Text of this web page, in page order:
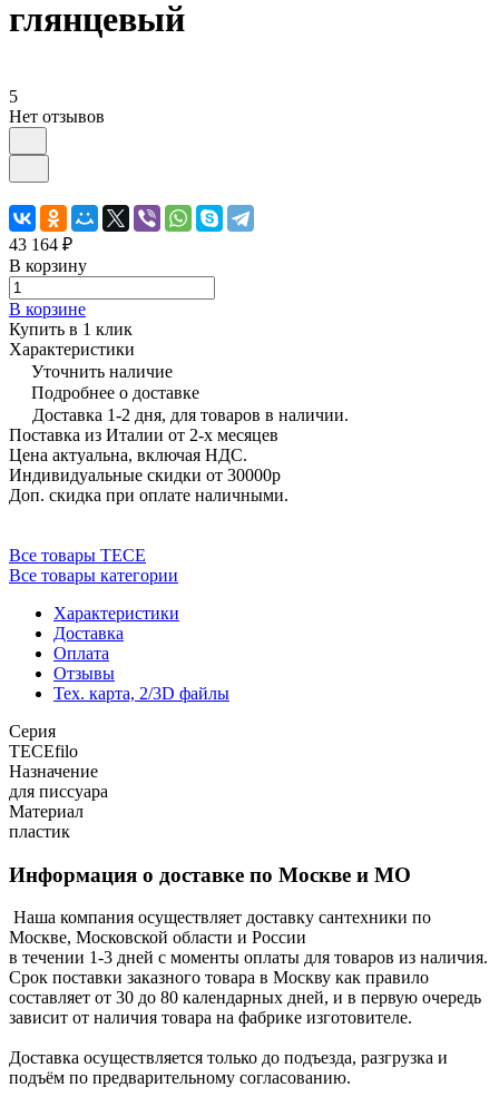
глянцевый
5
Нет отзывов
43 164 ₽
В корзину
В корзине
Купить в 1 клик
Характеристики
Уточнить наличие
Подробнее о доставке
Доставка 1-2 дня, для товаров в наличии.
Поставка из Италии от 2-х месяцев
Цена актуальна, включая НДС.
Индивидуальные скидки от 30000р
Доп. скидка при оплате наличными.
Все товары TECE
Все товары категории
Характеристики
Доставка
Оплата
Отзывы
Тех. карта, 2/3D файлы
Серия
TECEfilo
Назначение
для писсуара
Материал
пластик
Информация о доставке по Москве и МО
Наша компания осуществляет доставку сантехники по
Москве, Московской области и России
в течении 1-3 дней с моменты оплаты для товаров из наличия.
Срок поставки заказного товара в Москву как правило
составляет от 30 до 80 календарных дней, и в первую очередь
зависит от наличия товара на фабрике изготовителе.
Доставка осуществляется только до подъезда, разгрузка и
подъём по предварительному согласованию.